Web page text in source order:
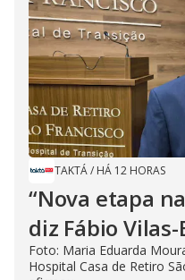
TAKTÁ/ HÁ 12 HORAS
“Nova etapa
diz Fábio Vilas-
Foto: Maria Eduarda
Hospital Casa de Retiro